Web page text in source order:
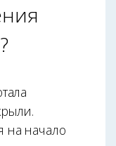
на начало